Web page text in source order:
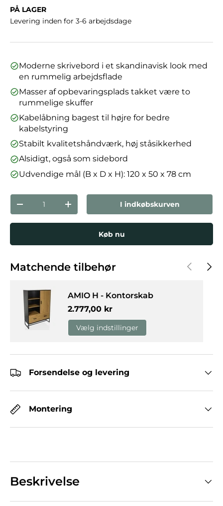
PÅ LAGER
Levering inden for 3-6 arbejdsdage
Moderne skrivebord i et skandinavisk look med
en rummelig arbejdsflade
Masser af opbevaringsplads takket være to
rummelige skuffer
Kabelåbning bagest til højre for bedre
kabelstyring
Stabilt kvalitetshåndværk, høj ståsikkerhed
Alsidigt, også som sidebord
Udvendige mål (B x D x H): 120 x 50 x 78 cm
Antal
Reducer mængdenForøg mængdenI indkøbskurven
Køb nu
Matchende tilbehør Forrige
AMIO H - Kontorskab
Normalpris
2.777,00 kr
Vælg indstillinger
Forsendelse og levering
Montering
Beskrivelse